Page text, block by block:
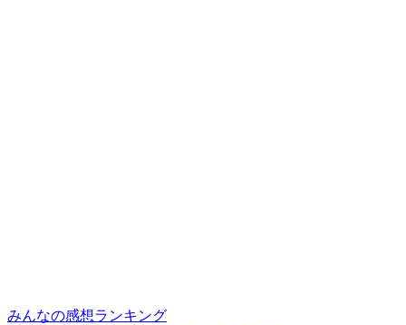
みんなの感想ランキング